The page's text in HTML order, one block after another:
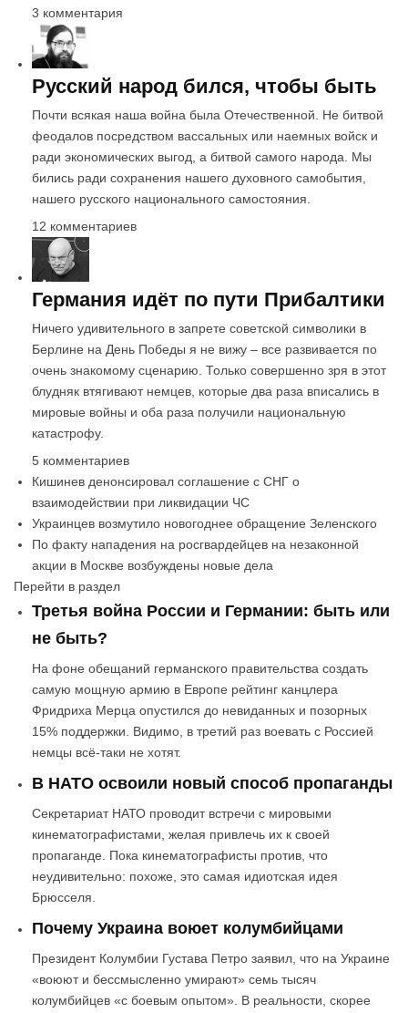
3 комментария
Русский народ бился, чтобы быть
Почти всякая наша война была Отечественной. Не битвой
феодалов посредством вассальных или наемных войск и
ради экономических выгод, а битвой самого народа. Мы
бились ради сохранения нашего духовного самобытия,
нашего русского национального самостояния.
12 комментариев
Германия идёт по пути Прибалтики
Ничего удивительного в запрете советской символики в
Берлине на День Победы я не вижу – все развивается по
очень знакомому сценарию. Только совершенно зря в этот
блудняк втягивают немцев, которые два раза вписались в
мировые войны и оба раза получили национальную
катастрофу.
5 комментариев
Кишинев денонсировал соглашение с СНГ о
взаимодействии при ликвидации ЧС
Украинцев возмутило новогоднее обращение Зеленского
По факту нападения на росгвардейцев на незаконной
акции в Москве возбуждены новые дела
Перейти в раздел
Третья война России и Германии: быть или
не быть?
На фоне обещаний германского правительства создать
самую мощную армию в Европе рейтинг канцлера
Фридриха Мерца опустился до невиданных и позорных
15% поддержки. Видимо, в третий раз воевать с Россией
немцы всё-таки не хотят.
В НАТО освоили новый способ пропаганды
Секретариат НАТО проводит встречи с мировыми
кинематографистами, желая привлечь их к своей
пропаганде. Пока кинематографисты против, что
неудивительно: похоже, это самая идиотская идея
Брюсселя.
Почему Украина воюет колумбийцами
Президент Колумбии Густава Петро заявил, что на Украине
«воюют и бессмысленно умирают» семь тысяч
колумбийцев «с боевым опытом». В реальности, скорее